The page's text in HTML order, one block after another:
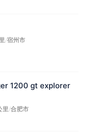
/宿州市
1200 gt explorer
里 /合肥市